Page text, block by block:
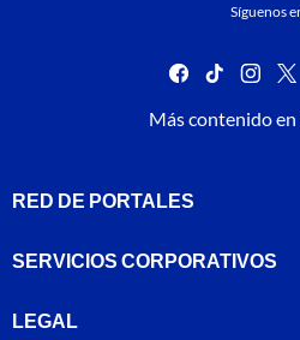
Síguenos
facebook
tiktok
Más contenido en
RED DE PORTALES
SERVICIOS CORPORATIVOS
LEGAL